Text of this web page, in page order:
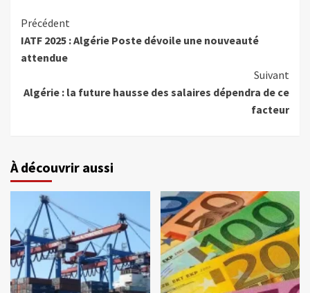
Précédent
IATF 2025 : Algérie Poste dévoile une nouveauté
attendue
Suivant
Algérie : la future hausse des salaires dépendra de ce
facteur
À découvrir aussi